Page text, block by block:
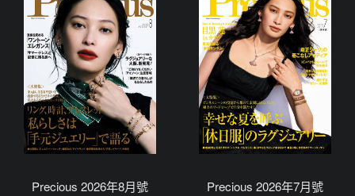
Precious 2026年8月號 Precious 2026年7月號